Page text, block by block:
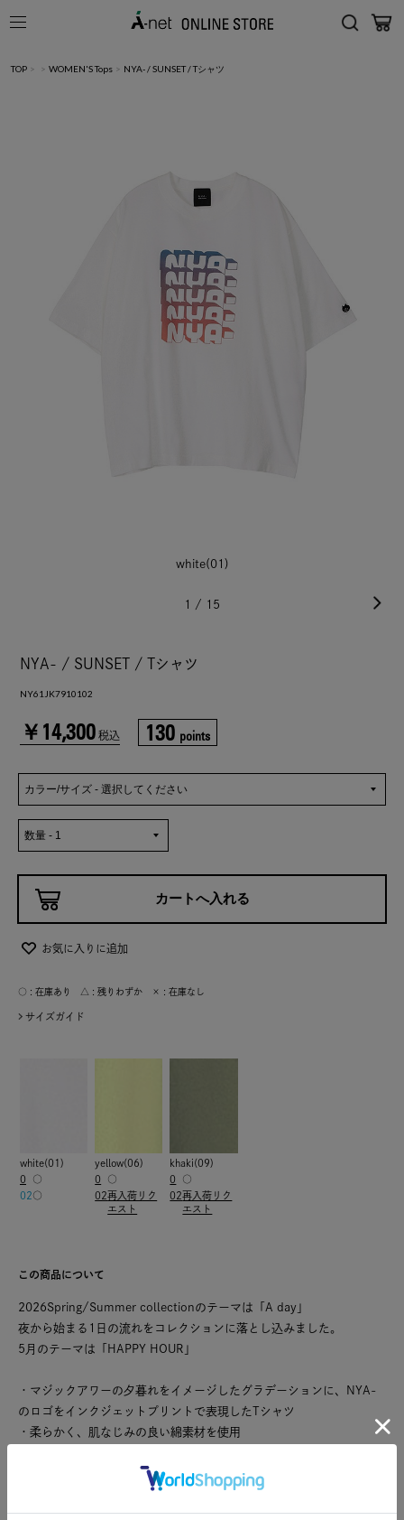
TOP > > WOMEN'S Tops > NYA- / SUNSET / Tシャツ
white(01)
1 / 15
NYA- / SUNSET / Tシャツ
NY61JK7910102
￥14,300 税込 130 points
お気に入りに追加
○ : 在庫あり △ : 残りわずか × : 在庫なし
サイズガイド
white(01)
0
○
02○
yellow(06)
0
○
02再入荷リク
エスト
khaki(09)
0
○
02再入荷リク
エスト
この商品について
2026Spring/Summer collectionのテーマは「A day」
夜から始まる1日の流れをコレクションに落とし込みました。
5月のテーマは「HAPPY HOUR」
・マジックアワーの夕暮れをイメージしたグラデーションに、NYA-
のロゴをインクジェットプリントで表現したTシャツ
・柔らかく、肌なじみの良い綿素材を使用
こちらの製品は独特な風合いを出すため、製品洗いを行っておりま